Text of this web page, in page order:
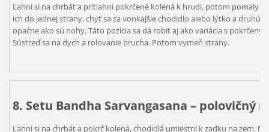
Ľahni si na chrbát a pritiahni pokrčené kolená k hrudi, potom pomaly
ich do jednej strany, chyť sa za vonkajšie chodidlo alebo lýtko a druhú
opačne ako sú nohy. Táto pozícia sa dá robiť aj ako variácia s
Sústreď sa na dych a rolovanie brucha. Potom vymeň strany.
8. Setu Bandha Sarvangasana – polovičný
Ľahni si na chrbát a pokrč kolená, chodidlá umiestni k zadku na zem.